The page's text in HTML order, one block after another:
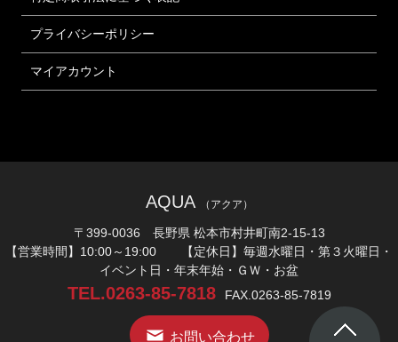
プライバシーポリシー
マイアカウント
AQUA （アクア）
〒399-0036 長野県 松本市村井町南2-15-13
【営業時間】10:00～19:00 【定休日】毎週水曜日・第３火曜日・
イベント日・年末年始・ＧＷ・お盆
TEL.0263-85-7818 FAX.0263-85-7819
お問い合わせ